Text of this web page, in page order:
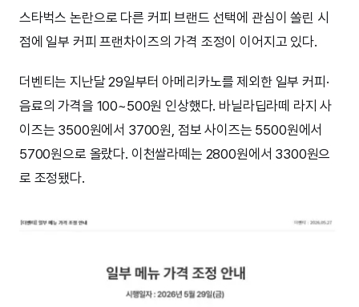
스타벅스 논란으로 다른 커피 브랜드 선택에 관심이 쏠린 시
점에 일부 커피 프랜차이즈의 가격 조정이 이어지고 있다.
더벤티는 지난달 29일부터 아메리카노를 제외한 일부 커피·
음료의 가격을 100~500원 인상했다. 바닐라딥라떼 라지 사
이즈는 3500원에서 3700원, 점보 사이즈는 5500원에서
5700원으로 올랐다. 이천쌀라떼는 2800원에서 3300원으
로 조정됐다.